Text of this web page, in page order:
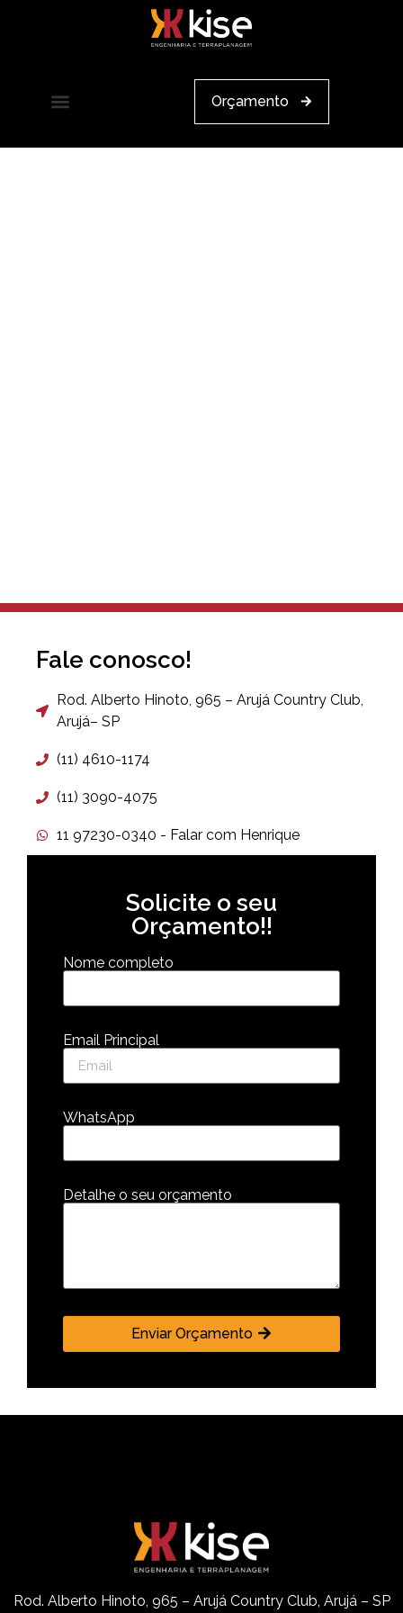
Orçamento
Fale conosco!
Rod. Alberto Hinoto, 965 – Arujá Country Club,
Arujá– SP
(11) 4610-1174
(11) 3090-4075
11 97230-0340 - Falar com Henrique
Solicite o seu
Orçamento!!
Nome completo
Email Principal
WhatsApp
Detalhe o seu orçamento
Enviar Orçamento
Rod. Alberto Hinoto, 965 – Arujá Country Club, Arujá – SP